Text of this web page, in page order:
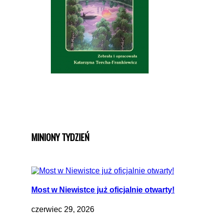
MINIONY TYDZIEŃ
Most w Niewistce już oficjalnie otwarty!
czerwiec 29, 2026